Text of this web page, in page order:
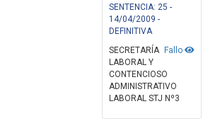
SENTENCIA: 25 -
14/04/2009 -
DEFINITIVA
Fallo
SECRETARÍA
LABORAL Y
CONTENCIOSO
ADMINISTRATIVO
LABORAL STJ Nº3